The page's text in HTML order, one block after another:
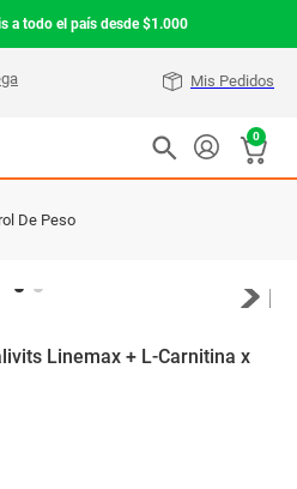
a todo el país desde $1.000
Mis Pedidos
0
De Peso
Linemax + L-Carnitina x